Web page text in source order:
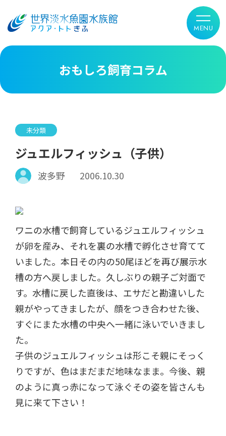
おもしろ飼育コラム
未分類
ジュエルフィッシュ（子供）
波多野 2006.10.30
ワニの水槽で飼育しているジュエルフィッシュ
が卵を産み、それを裏の水槽で孵化させ育てて
いました。本日その内の50尾ほどを再び展示水
槽の方へ戻しました。久しぶりの親子ご対面で
す。水槽に戻した直後は、エサだと勘違いした
親がやってきましたが、顔をつき合わせた後、
すぐにまた水槽の中央へ一緒に泳いでいきまし
た。
子供のジュエルフィッシュは形こそ親にそっく
りですが、色はまだまだ地味なまま。今後、親
のように真っ赤になって泳ぐその姿を皆さんも
見に来て下さい！